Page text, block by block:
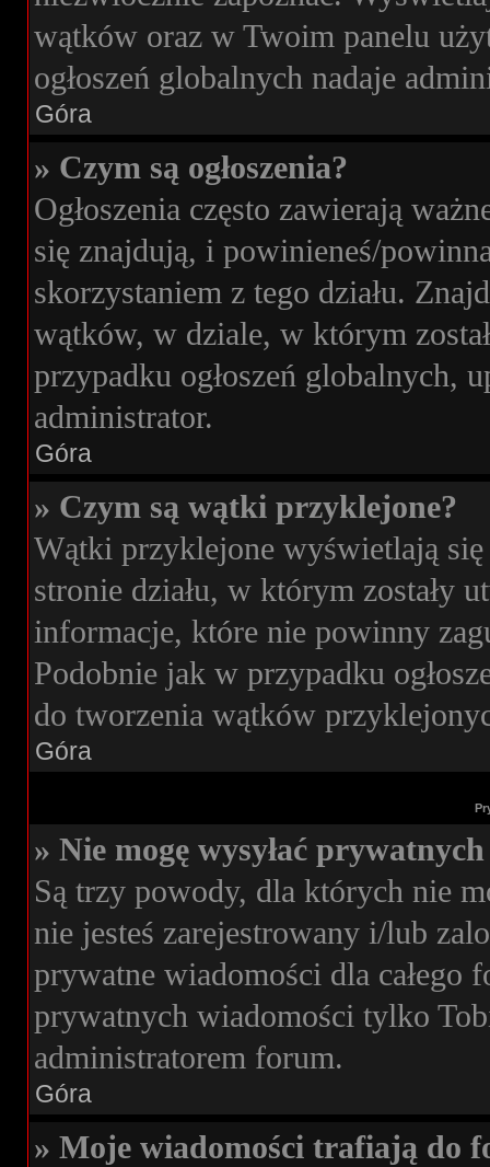
wątków oraz w Twoim panelu
ogłoszeń globalnych nadaje
Góra
» Czym są ogłoszenia?
Ogłoszenia często zawierają
się znajdują, i powinieneś/
skorzystaniem z tego działu.
wątków, w dziale, w którym
przypadku ogłoszeń globalnych,
administrator.
Góra
» Czym są wątki przyklejone?
Wątki przyklejone wyświetlają
stronie działu, w którym zostały
informacje, które nie powinny
Podobnie jak w przypadku
do tworzenia wątków
Góra
» Nie mogę wysyłać
Są trzy powody, dla których nie
nie jesteś zarejestrowany i/lub
prywatne wiadomości dla całego
prywatnych wiadomości tylko
administratorem forum.
Góra
» Moje wiadomości trafiają do